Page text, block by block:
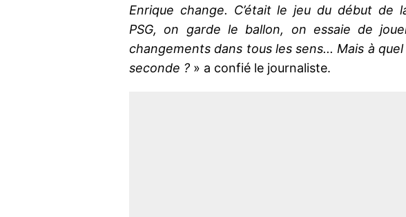
Enrique change. C’était le jeu du début de
PSG, on garde le ballon, on essaie de
changements dans tous les sens... Mais à
seconde ? » a confié le journaliste.